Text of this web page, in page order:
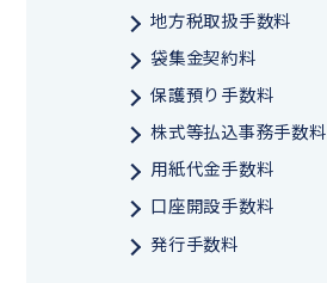
地方税取扱手数料
袋集金契約料
保護預り手数料
株式等払込事務手数料
用紙代金手数料
口座開設手数料
発行手数料